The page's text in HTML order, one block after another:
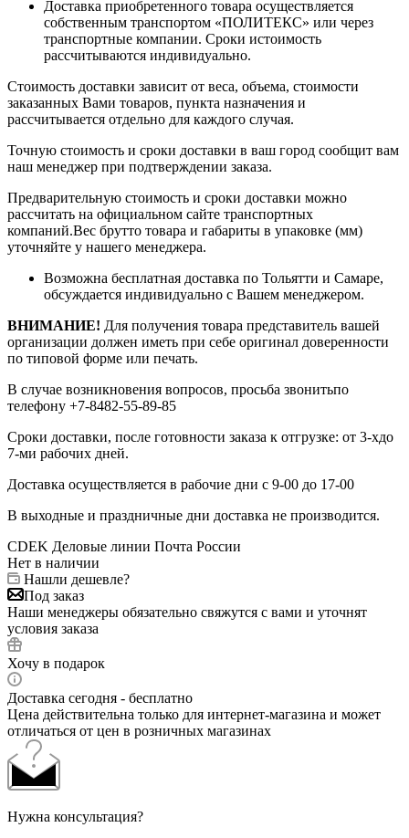
Доставка приобретенного товара осуществляется
собственным транспортом «ПОЛИТЕКС» или через
транспортные компании. Сроки истоимость
рассчитываются индивидуально.
Стоимость доставки зависит от веса, объема, стоимости
заказанных Вами товаров, пункта назначения и
рассчитывается отдельно для каждого случая.
Точную стоимость и сроки доставки в ваш город сообщит вам
наш менеджер при подтверждении заказа.
Предварительную стоимость и сроки доставки можно
рассчитать на официальном сайте транспортных
компаний.Вес брутто товара и габариты в упаковке (мм)
уточняйте у нашего менеджера.
Возможна бесплатная доставка по Тольятти и Самаре,
обсуждается индивидуально с Вашем менеджером.
ВНИМАНИЕ! Для получения товара представитель вашей
организации должен иметь при себе оригинал доверенности
по типовой форме или печать.
В случае возникновения вопросов, просьба звонитьпо
телефону +7-8482-55-89-85
Сроки доставки, после готовности заказа к отгрузке: от 3-хдо
7-ми рабочих дней.
Доставка осуществляется в рабочие дни с 9-00 до 17-00
В выходные и праздничные дни доставка не производится.
CDEK Деловые линии Почта России
Нет в наличии
Нашли дешевле?
Под заказ
Наши менеджеры обязательно свяжутся с вами и уточнят
условия заказа
Хочу в подарок
Доставка сегодня - бесплатно
Цена действительна только для интернет-магазина и может
отличаться от цен в розничных магазинах
Нужна консультация?